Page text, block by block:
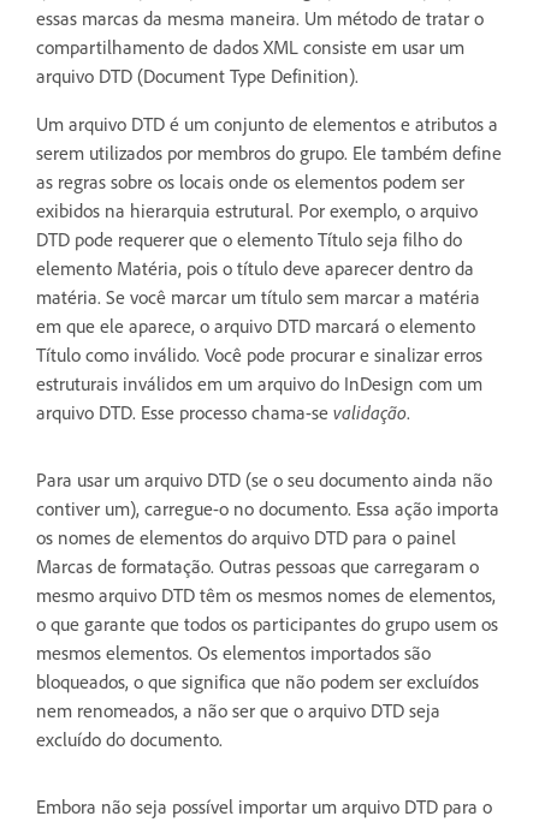
essas marcas da mesma maneira. Um método de tratar o
compartilhamento de dados XML consiste em usar um
arquivo DTD (Document Type Definition).
Um arquivo DTD é um conjunto de elementos e atributos a
serem utilizados por membros do grupo. Ele também define
as regras sobre os locais onde os elementos podem ser
exibidos na hierarquia estrutural. Por exemplo, o arquivo
DTD pode requerer que o elemento Título seja filho do
elemento Matéria, pois o título deve aparecer dentro da
matéria. Se você marcar um título sem marcar a matéria
em que ele aparece, o arquivo DTD marcará o elemento
Título como inválido. Você pode procurar e sinalizar erros
estruturais inválidos em um arquivo do InDesign com um
arquivo DTD. Esse processo chama-se validação.
Para usar um arquivo DTD (se o seu documento ainda não
contiver um), carregue-o no documento. Essa ação importa
os nomes de elementos do arquivo DTD para o painel
Marcas de formatação. Outras pessoas que carregaram o
mesmo arquivo DTD têm os mesmos nomes de elementos,
o que garante que todos os participantes do grupo usem os
mesmos elementos. Os elementos importados são
bloqueados, o que significa que não podem ser excluídos
nem renomeados, a não ser que o arquivo DTD seja
excluído do documento.
Embora não seja possível importar um arquivo DTD para o